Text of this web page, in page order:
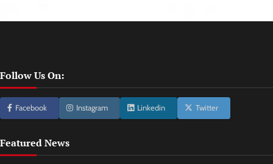
Follow Us On:
Facebook Instagram Linkedin Twitter
Featured News